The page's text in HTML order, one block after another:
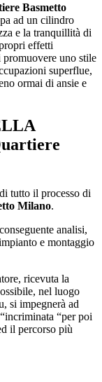
Basmetto
ad un cilindro
e la tranquillità di
effetti
promuovere uno stile
superflue,
ormai di ansie e
tutto il processo di
Milano.
analisi,
e montaggio
ricevuta la
nel luogo
si impegnerà ad
“incriminata “per poi
il percorso più